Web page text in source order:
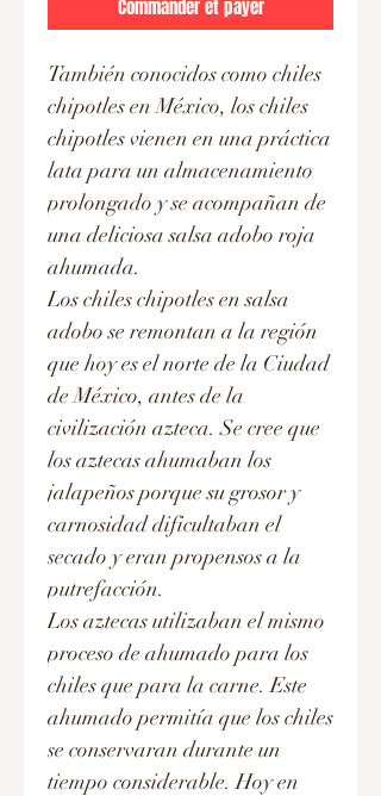
Commander et payer
También conocidos como chiles
chipotles en México, los chiles
chipotles vienen en una práctica
lata para un almacenamiento
prolongado y se acompañan de
una deliciosa salsa adobo roja
ahumada.
Los chiles chipotles en salsa
adobo se remontan a la región
que hoy es el norte de la Ciudad
de México, antes de la
civilización azteca. Se cree que
los aztecas ahumaban los
jalapeños porque su grosor y
carnosidad dificultaban el
secado y eran propensos a la
putrefacción.
Los aztecas utilizaban el mismo
proceso de ahumado para los
chiles que para la carne. Este
ahumado permitía que los chiles
se conservaran durante un
tiempo considerable. Hoy en